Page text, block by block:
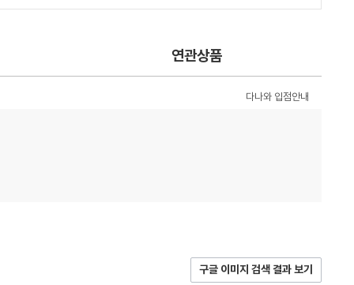
연관상품
다나와 입점안내
구글 이미지 검색 결과 보기